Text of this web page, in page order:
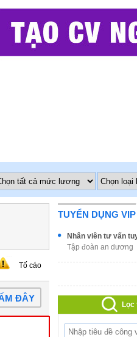
Tố cáo
ĐÂY
TUYỂN DỤNG VIP
Nhân viên tư vấn
Tập đoàn an dương
Lọc